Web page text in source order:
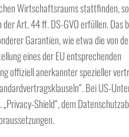
Wirtschaftsraums stattfinden,
Art. 44 ff. DS-GVO erfüllen. Das
Garantien, wie etwa die von
eines der EU entsprechenden
offiziell anerkannter spezieller
Bei US-
Shield“, dem